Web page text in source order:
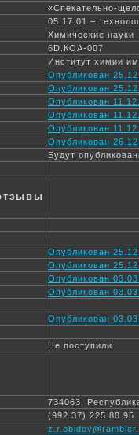
«Спекательно-
05.17.01 –
Химические науки
6D.КОА-007
Институт химии
Опубликован
Опубликован
Опубликован
Опубликован
Опубликован
Опубликован
Будут
Опубликован
Опубликован
Опубликован
Опубликован
Опубликован
Не поступили
734063,
(992 37) 225 80 95